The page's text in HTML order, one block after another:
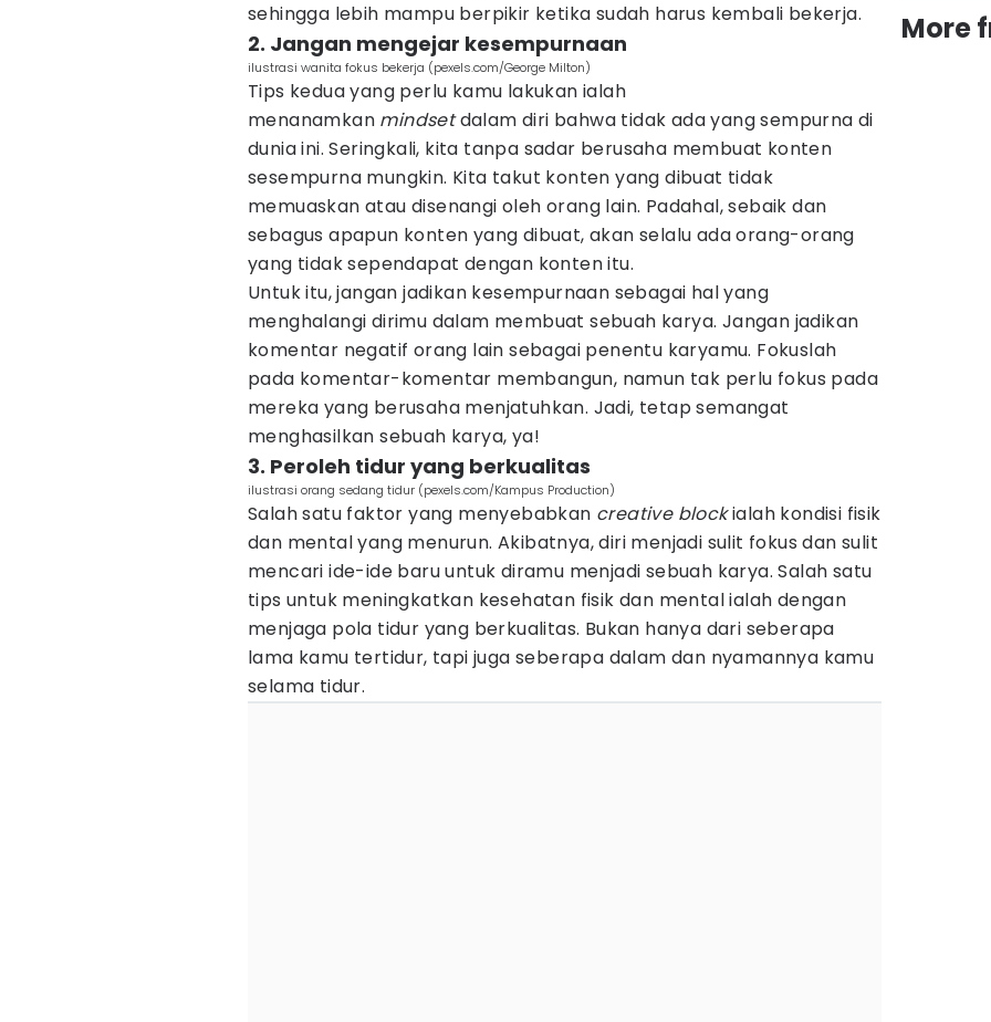
sehingga lebih mampu berpikir ketika sudah harus kembali bekerja.
2. Jangan mengejar kesempurnaan
ilustrasi wanita fokus bekerja (pexels.com/George Milton)
Tips kedua yang perlu kamu lakukan ialah
menanamkan mindsetdalam diri bahwa tidak ada yang sempurna di
dunia ini. Seringkali, kita tanpa sadar berusaha membuat konten
sesempurna mungkin. Kita takut konten yang dibuat tidak
memuaskan atau disenangi oleh orang lain. Padahal, sebaik dan
sebagus apapun konten yang dibuat, akan selalu ada orang-orang
yang tidak sependapat dengan konten itu.
Untuk itu, jangan jadikan kesempurnaan sebagai hal yang
menghalangi dirimu dalam membuat sebuah karya. Jangan jadikan
komentar negatif orang lain sebagai penentu karyamu. Fokuslah
pada komentar-komentar membangun, namun tak perlu fokus pada
mereka yang berusaha menjatuhkan. Jadi, tetap semangat
menghasilkan sebuah karya, ya!
3. Peroleh tidur yang berkualitas
ilustrasi orang sedang tidur (pexels.com/Kampus Production)
Salah satu faktor yang menyebabkan creative blockialah kondisi fisik
dan mental yang menurun. Akibatnya, diri menjadi sulit fokus dan sulit
mencari ide-ide baru untuk diramu menjadi sebuah karya. Salah satu
tips untuk meningkatkan kesehatan fisik dan mental ialah dengan
menjaga pola tidur yang berkualitas. Bukan hanya dari seberapa
lama kamu tertidur, tapi juga seberapa dalam dan nyamannya kamu
selama tidur.
More